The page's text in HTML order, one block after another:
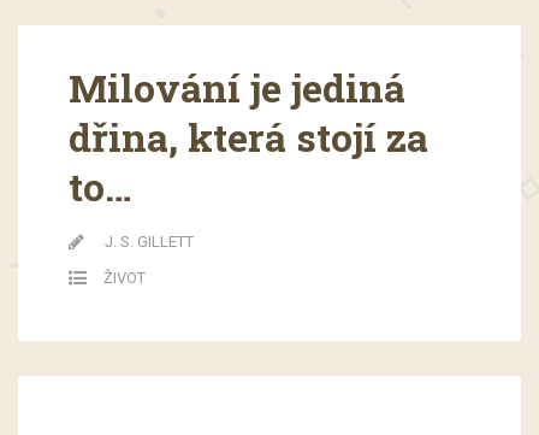
Milování je jediná
dřina, která stojí za
to…
J. S. GILLETT
ŽIVOT